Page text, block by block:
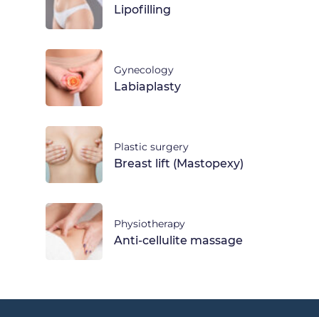
Lipofilling
Gynecology
Labiaplasty
Plastic surgery
Breast lift (Mastopexy)
Physiotherapy
Anti-cellulite massage